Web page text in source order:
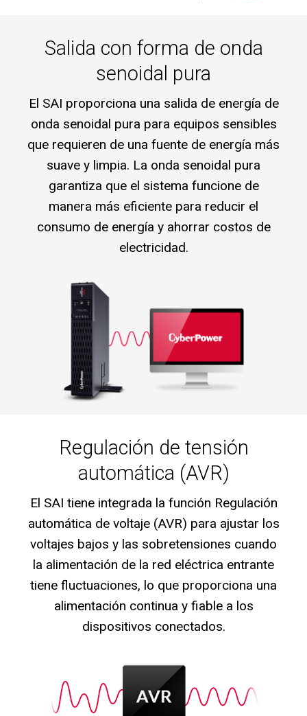
Salida con forma de onda
senoidal pura
El SAI proporciona una salida de energía de
onda senoidal pura para equipos sensibles
que requieren de una fuente de energía más
suave y limpia. La onda senoidal pura
garantiza que el sistema funcione de
manera más eficiente para reducir el
consumo de energía y ahorrar costos de
electricidad.
Regulación de tensión
automática (AVR)
El SAI tiene integrada la función Regulación
automática de voltaje (AVR) para ajustar los
voltajes bajos y las sobretensiones cuando
la alimentación de la red eléctrica entrante
tiene fluctuaciones, lo que proporciona una
alimentación continua y fiable a los
dispositivos conectados.